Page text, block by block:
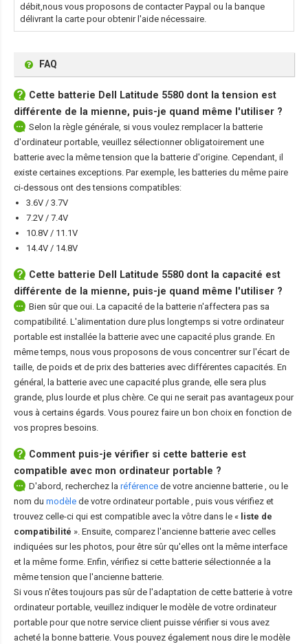
débit,nous vous proposons de contacter Paypal ou la banque
délivrant la carte pour obtenir l'aide nécessaire.
FAQ
Cette batterie Dell Latitude 5580 dont la tension est
différente de la mienne, puis-je quand même l'utiliser ?
Selon la règle générale, si vous voulez remplacer la batterie
d'ordinateur portable, veuillez sélectionner obligatoirement une
batterie avec la même tension que la batterie d'origine. Cependant, il
existe certaines exceptions. Par exemple, les batteries du même paire
ci-dessous ont des tensions compatibles:
3.6V / 3.7V
7.2V / 7.4V
10.8V / 11.1V
14.4V / 14.8V
Cette batterie Dell Latitude 5580 dont la capacité est
différente de la mienne, puis-je quand même l'utiliser ?
Bien sûr que oui. La capacité de la batterie n'affectera pas sa
compatibilité. L'alimentation dure plus longtemps si votre ordinateur
portable est installée la batterie avec une capacité plus grande. En
même temps, nous vous proposons de vous concentrer sur l'écart de
taille, de poids et de prix des batteries avec différentes capacités. En
général, la batterie avec une capacité plus grande, elle sera plus
grande, plus lourde et plus chère. Ce qui ne serait pas avantageux pour
vous à certains égards. Vous pourez faire un bon choix en fonction de
vos propres besoins.
Comment puis-je vérifier si cette batterie est
compatible avec mon ordinateur portable ?
D'abord, recherchez la référence de votre ancienne batterie , ou le
nom du modèle de votre ordinateur portable , puis vous vérifiez et
trouvez celle-ci qui est compatible avec la vôtre dans le « liste de
compatibilité ». Ensuite, comparez l'ancienne batterie avec celles
indiquées sur les photos, pour être sûr qu'elles ont la même interface
et la même forme. Enfin, vérifiez si cette batterie sélectionnée a la
même tension que l'ancienne batterie.
Si vous n'êtes toujours pas sûr de l'adaptation de cette batterie à votre
ordinateur portable, veuillez indiquer le modèle de votre ordinateur
portable pour que notre service client puisse vérifier si vous avez
acheté la bonne batterie. Vous pouvez également nous dire le modèle